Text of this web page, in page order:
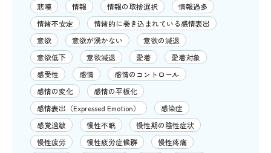
悲嘆
情報 情報の取捨選択
情報過多
情緒不安定
情緒的に巻き込まれている感情表出
意欲
意欲が湧かない
意欲の減退
意欲低下
意欲減退 愛着
愛着対象
感受性
感情
感情のコントロール
感情の変化
感情の平板化
感情表出（Expressed Emotion）
感染症
感覚過敏
慢性不眠
慢性期の陰性症状
慢性疲労
慢性疲労症候群
慢性疼痛